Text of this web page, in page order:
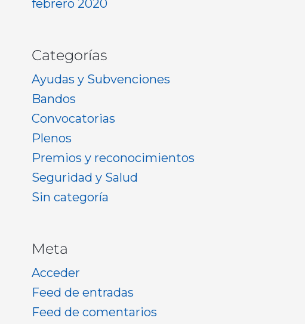
febrero 2020
Categorías
Ayudas y Subvenciones
Bandos
Convocatorias
Plenos
Premios y reconocimientos
Seguridad y Salud
Sin categoría
Meta
Acceder
Feed de entradas
Feed de comentarios